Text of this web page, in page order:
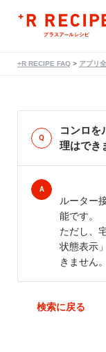
+R RECIPE FAQ > アプリ
コンロを
理はでき
ルーター
能です。
ただし、
状態表示
きません。
戻る